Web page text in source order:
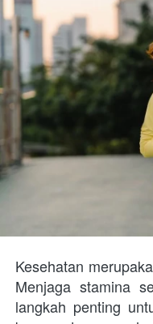
Kesehatan
Menjaga stamina
langkah penting